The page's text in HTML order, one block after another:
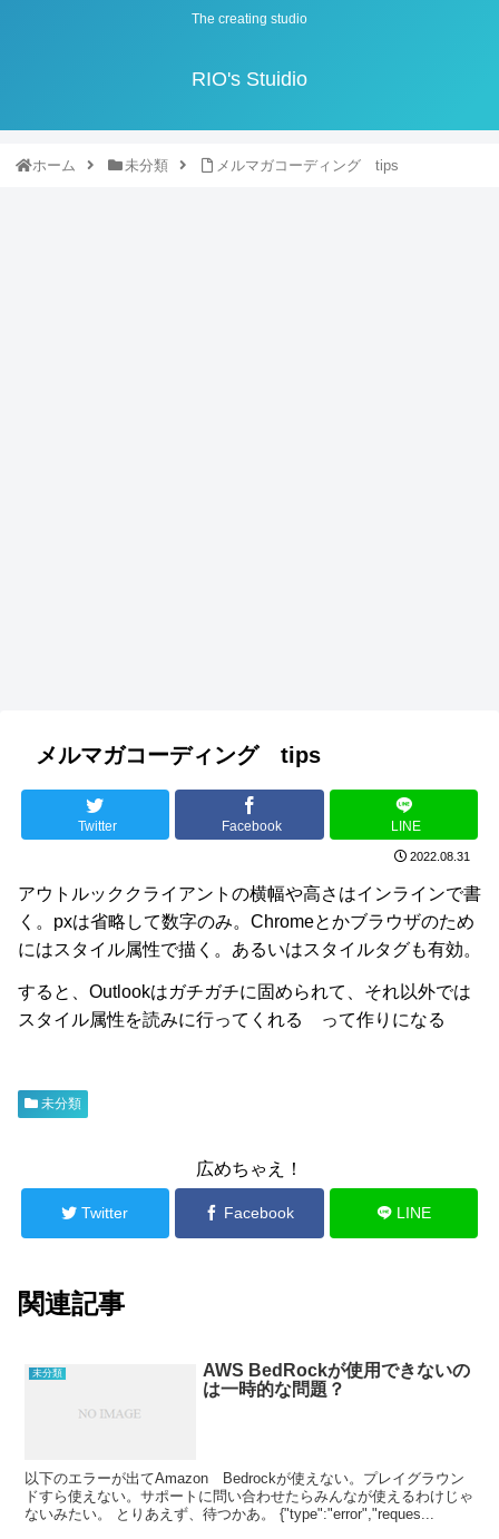
The creating studio
RIO's Stuidio
ホーム 未分類 メルマガコーディング tips
メルマガコーディング tips
Twitter Facebook LINE
2022.08.31
アウトルッククライアントの横幅や高さはインラインで書
く。pxは省略して数字のみ。Chromeとかブラウザのため
にはスタイル属性で描く。あるいはスタイルタグも有効。
すると、Outlookはガチガチに固められて、それ以外では
スタイル属性を読みに行ってくれる って作りになる
未分類
広めちゃえ！
Twitter Facebook LINE
関連記事
未分類
AWS BedRockが使用できないの
は一時的な問題？
以下のエラーが出てAmazon Bedrockが使えない。プレイグラウン
ドすら使えない。サポートに問い合わせたらみんなが使えるわけじゃ
ないみたい。 とりあえず、待つかあ。 {"type":"error","reques...